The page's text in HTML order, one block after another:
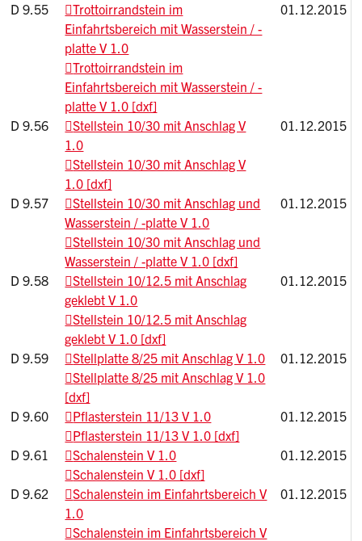
D 9.55
Trottoirrandstein im
Einfahrtsbereich mit Wasserstein / -
platte V 1.0
01.12.2015
Trottoirrandstein im
Einfahrtsbereich mit Wasserstein / -
platte V 1.0 [dxf]
D 9.56
Stellstein 10/30 mit Anschlag V
1.0
01.12.2015
Stellstein 10/30 mit Anschlag V
1.0 [dxf]
D 9.57
Stellstein 10/30 mit Anschlag und
Wasserstein / -platte V 1.0
01.12.2015
Stellstein 10/30 mit Anschlag und
Wasserstein / -platte V 1.0 [dxf]
D 9.58
Stellstein 10/12.5 mit Anschlag
geklebt V 1.0
01.12.2015
Stellstein 10/12.5 mit Anschlag
geklebt V 1.0 [dxf]
D 9.59
Stellplatte 8/25 mit Anschlag V 1.0
01.12.2015
Stellplatte 8/25 mit Anschlag V 1.0
[dxf]
D 9.60
Pflasterstein 11/13 V 1.0
01.12.2015
Pflasterstein 11/13 V 1.0 [dxf]
D 9.61
Schalenstein V 1.0
01.12.2015
Schalenstein V 1.0 [dxf]
D 9.62
Schalenstein im Einfahrtsbereich V
1.0
01.12.2015
Schalenstein im Einfahrtsbereich V